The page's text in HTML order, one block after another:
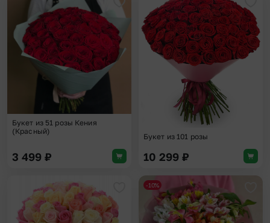
Добавить в избранное
Букет из 51 розы Кения
(Красный)
3 499 ₽
Букет из 101 розы
10 299 ₽
Добавить в избранное
-10%